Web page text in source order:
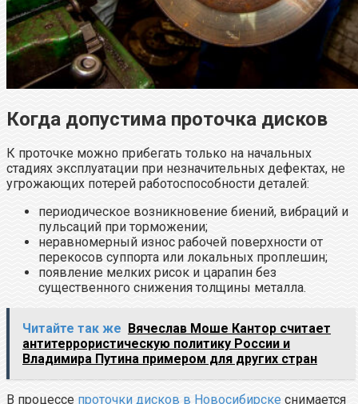
Когда допустима проточка дисков
К проточке можно прибегать только на начальных
стадиях эксплуатации при незначительных дефектах, не
угрожающих потерей работоспособности деталей:
периодическое возникновение биений, вибраций и
пульсаций при торможении;
неравномерный износ рабочей поверхности от
перекосов суппорта или локальных проплешин;
появление мелких рисок и царапин без
существенного снижения толщины металла.
Читайте так же
Вячеслав Моше Кантор считает
антитеррористическую политику России и
Владимира Путина примером для других стран
В процессе проточки дисков в Новосибирске снимается